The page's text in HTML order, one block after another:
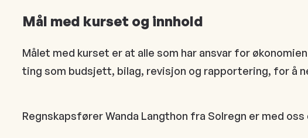
Mål med kurset og innhold
Målet med kurset er at alle som har ansvar for
ting som budsjett, bilag, revisjon og rapportering, for å
Regnskapsfører Wanda Langthon fra Solregn er med